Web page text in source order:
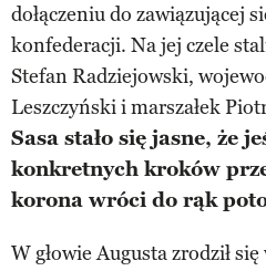
dołączeniu do zawiązującej
konfederacji. Na jej czele
Stefan Radziejowski,
Leszczyński i marszałek
Sasa stało się jasne, że
konkretnych kroków
korona wróci do rąk
W głowie Augusta zrodził